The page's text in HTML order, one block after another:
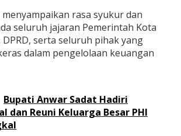
e
u
a
n
g
a
e
r
a
rasa syukur dan
seluruh jajaran Pemerintah Kota
DPRD, serta seluruh pihak yang
dalam pengelolaan keuangan
Bupati Anwar Sadat Hadiri
dan Reuni Keluarga Besar PHI